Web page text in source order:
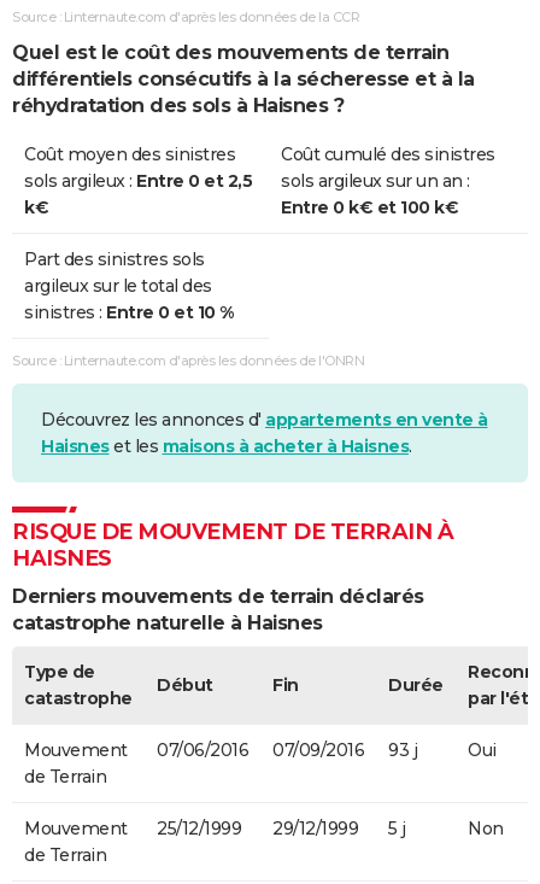
Source : Linternaute.com d'après les données de la CCR
Quel est le coût des mouvements de terrain
différentiels consécutifs à la sécheresse et à la
réhydratation des sols à Haisnes ?
Coût moyen des sinistres
sols argileux : Entre 0 et 2,5
k€
Coût cumulé des sinistres
sols argileux sur un an :
Entre 0 k€ et 100 k€
Part des sinistres sols
argileux sur le total des
sinistres : Entre 0 et 10 %
Source : Linternaute.com d'après les données de l'ONRN
Découvrez les annonces d' appartements en vente à
Haisneset les maisons à acheter à Haisnes.
RISQUE DE MOUVEMENT DE TERRAIN À
HAISNES
Derniers mouvements de terrain déclarés
catastrophe naturelle à Haisnes
Type de
catastrophe
Début Fin Durée
par
Mouvement
de Terrain
07/06/2016 07/09/2016 93 j Oui
Mouvement
de Terrain
25/12/1999 29/12/1999 5 j Non